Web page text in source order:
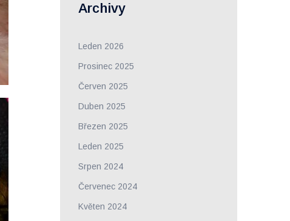
Archivy
Leden 2026
Prosinec 2025
Červen 2025
Duben 2025
Březen 2025
Leden 2025
Srpen 2024
Červenec 2024
Květen 2024